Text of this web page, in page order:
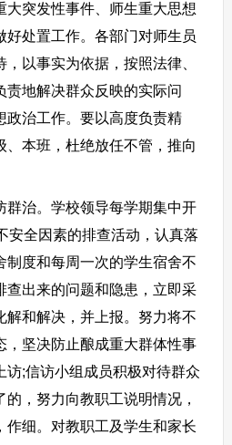
大突发性事件、师生重大思想
好处置工作。各部门对师生员
以事实为依据，按照法律、
责地解决群众反映的实际问
政治工作。要以高度负责精
、本班，杜绝放任不管，推向
治。学校领导每学期集中开
安全因素的排查活动，认真落
制度和每周一次的学生宿舍不
查出来的问题和隐患，立即采
解和解决，并上报。努力将不
，坚决防止酿成重大群体性事
访;信访小组成员积极对待群众
，努力向教职工说明情况，
作细。对教职工及学生和家长